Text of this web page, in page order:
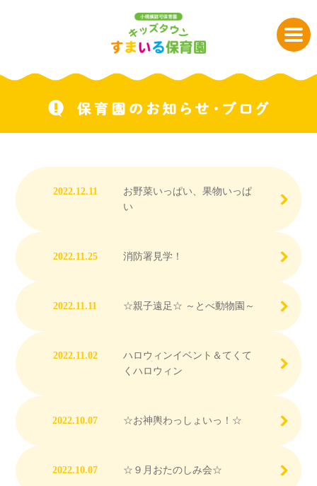
2022.12.11
お野菜いっぱい、果物いっぱ
い
2022.11.25 消防署見学！
2022.11.11 ☆親子遠足☆ ～とべ動物園～
2022.11.02
ハロウィンイベント＆てくて
くハロウィン
2022.10.07 ☆お神輿わっしょいっ！☆
2022.10.07 ☆９月おたのしみ会☆